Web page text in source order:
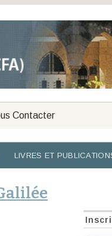
Contacter
LIVRES ET